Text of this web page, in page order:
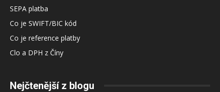
SEPA platba
Co je SWIFT/BIC kód
Co je reference platby
Clo a DPH z Číny
Nejčtenější z blogu